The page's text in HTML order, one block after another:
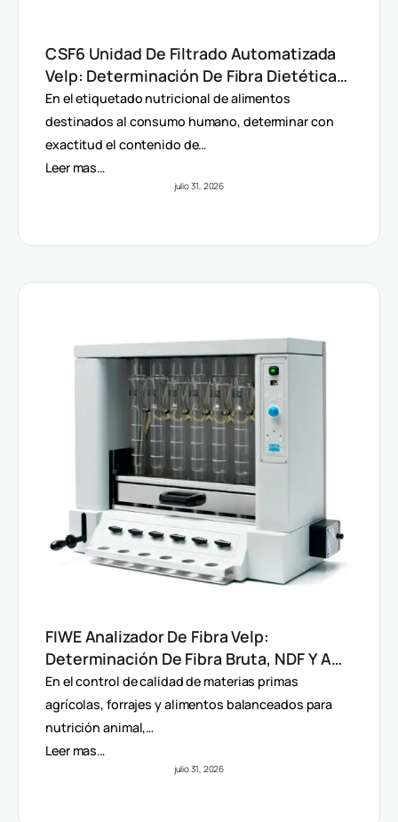
CSF6 Unidad De Filtrado Automatizada
Velp: Determinación De Fibra Dietética
(AOAC)
En el etiquetado nutricional de alimentos
destinados al consumo humano, determinar con
exactitud el contenido de…
Leer mas…
julio 31, 2026
FIWE Analizador De Fibra Velp:
Determinación De Fibra Bruta, NDF Y ADF
En Alimentos Y Piensos
En el control de calidad de materias primas
agrícolas, forrajes y alimentos balanceados para
nutrición animal,…
Leer mas…
julio 31, 2026